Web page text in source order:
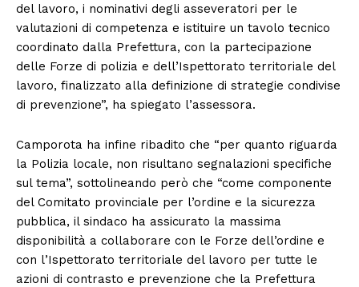
del lavoro, i nominativi degli asseveratori per le
valutazioni di competenza e istituire un tavolo tecnico
coordinato dalla Prefettura, con la partecipazione
delle Forze di polizia e dell’Ispettorato territoriale del
lavoro, finalizzato alla definizione di strategie condivise
di prevenzione”, ha spiegato l’assessora.
Camporota ha infine ribadito che “per quanto riguarda
la Polizia locale, non risultano segnalazioni specifiche
sul tema”, sottolineando però che “come componente
del Comitato provinciale per l’ordine e la sicurezza
pubblica, il sindaco ha assicurato la massima
disponibilità a collaborare con le Forze dell’ordine e
con l’Ispettorato territoriale del lavoro per tutte le
azioni di contrasto e prevenzione che la Prefettura